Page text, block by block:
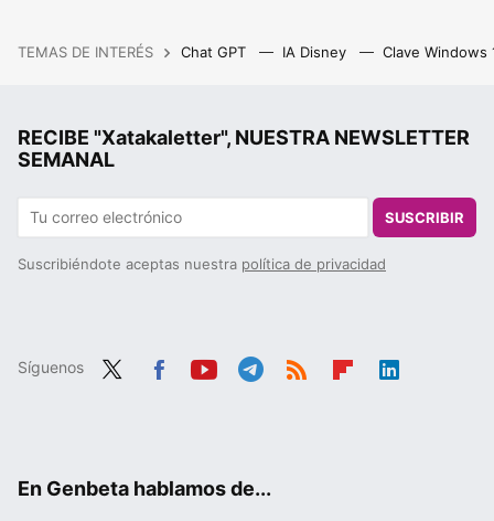
TEMAS DE INTERÉS Chat GPT IA Disney Clave Windows
RECIBE "Xatakaletter", NUESTRA NEWSLETTER
SEMANAL
SUSCRIBIR
Suscribiéndote aceptas nuestra política de privacidad
Síguenos
En Genbeta hablamos de...